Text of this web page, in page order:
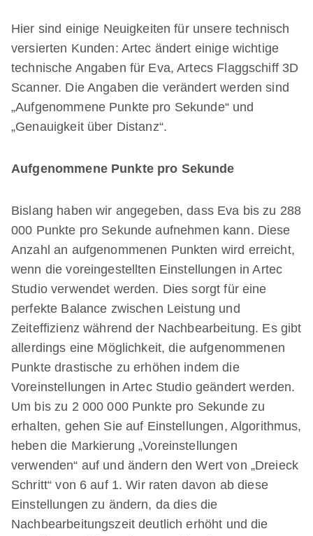
Hier sind einige Neuigkeiten für unsere technisch
versierten Kunden: Artec ändert einige wichtige
technische Angaben für Eva, Artecs Flaggschiff 3D
Scanner. Die Angaben die verändert werden sind
„Aufgenommene Punkte pro Sekunde“ und
„Genauigkeit über Distanz“.
Aufgenommene Punkte pro Sekunde
Bislang haben wir angegeben, dass Eva bis zu 288
000 Punkte pro Sekunde aufnehmen kann. Diese
Anzahl an aufgenommenen Punkten wird erreicht,
wenn die voreingestellten Einstellungen in Artec
Studio verwendet werden. Dies sorgt für eine
perfekte Balance zwischen Leistung und
Zeiteffizienz während der Nachbearbeitung. Es gibt
allerdings eine Möglichkeit, die aufgenommenen
Punkte drastische zu erhöhen indem die
Voreinstellungen in Artec Studio geändert werden.
Um bis zu 2 000 000 Punkte pro Sekunde zu
erhalten, gehen Sie auf Einstellungen, Algorithmus,
heben die Markierung „Voreinstellungen
verwenden“ auf und ändern den Wert von „Dreieck
Schritt“ von 6 auf 1. Wir raten davon ab diese
Einstellungen zu ändern, da dies die
Nachbearbeitungszeit deutlich erhöht und die